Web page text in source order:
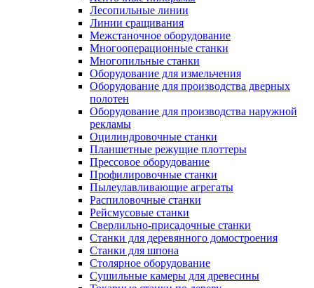
Лесопильные линии
Линии сращивания
Межстаночное оборудование
Многооперационные станки
Многопильные станки
Оборудование для измельчения
Оборудование для производства дверных
полотен
Оборудование для производства наружной
рекламы
Оцилиндровочные станки
Планшетные режущие плоттеры
Прессовое оборудование
Профилировочные станки
Пылеулавливающие агрегаты
Распиловочные станки
Рейсмусовые станки
Сверлильно-присадочные станки
Станки для деревянного домостроения
Станки для шпона
Столярное оборудование
Сушильные камеры для древесины